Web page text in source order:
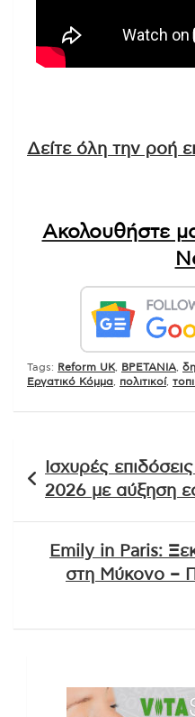
Δείτε όλη την ροή
Ακολουθήστε
Tags: Reform UK, ΒΡΕΤΑΝΙΑ
Εργατικό Κόμμα
πολιτικοί,
άρθρων
Ισχυρές
2026 με αύξηση
Emily in Paris:
στη Μύκονο –